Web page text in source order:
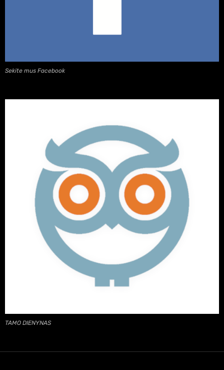
Sekite mus Facebook
TAMO DIENYNAS